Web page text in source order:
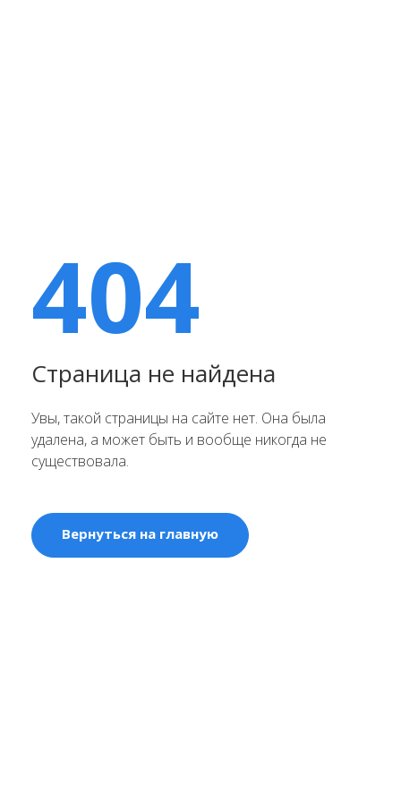
404
Страница не найдена
Увы, такой страницы на сайте нет. Она была
удалена, а может быть и вообще никогда не
существовала.
Вернуться на главную